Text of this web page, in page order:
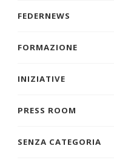
FEDERNEWS
FORMAZIONE
INIZIATIVE
PRESS ROOM
SENZA CATEGORIA